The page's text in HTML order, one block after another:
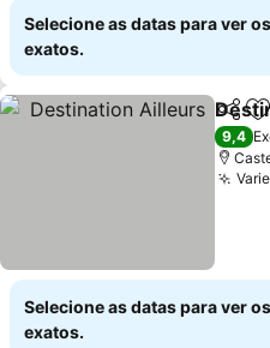
Selecione as datas para ver
exatos.
9,4
Selecione as datas para ver
exatos.